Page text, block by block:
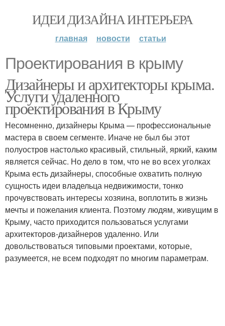
ИДЕИ ДИЗАЙНА ИНТЕРЬЕРА
главная новости статьи
Проектирования в крыму
Дизайнеры и архитекторы крыма.
Услуги удаленного
проектирования в Крыму
Несомненно, дизайнеры Крыма — профессиональные
мастера в своем сегменте. Иначе не был бы этот
полуостров настолько красивый, стильный, яркий, каким
является сейчас. Но дело в том, что не во всех уголках
Крыма есть дизайнеры, способные охватить полную
сущность идеи владельца недвижимости, тонко
прочувствовать интересы хозяина, воплотить в жизнь
мечты и пожелания клиента. Поэтому людям, живущим в
Крыму, часто приходится пользоваться услугами
архитекторов-дизайнеров удаленно. Или
довольствоваться типовыми проектами, которые,
разумеется, не всем подходят по многим параметрам.